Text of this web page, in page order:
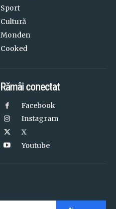
Sport
Cultură
Monden
Cooked
Rămâi conectat
Facebook
Instagram
X
Youtube